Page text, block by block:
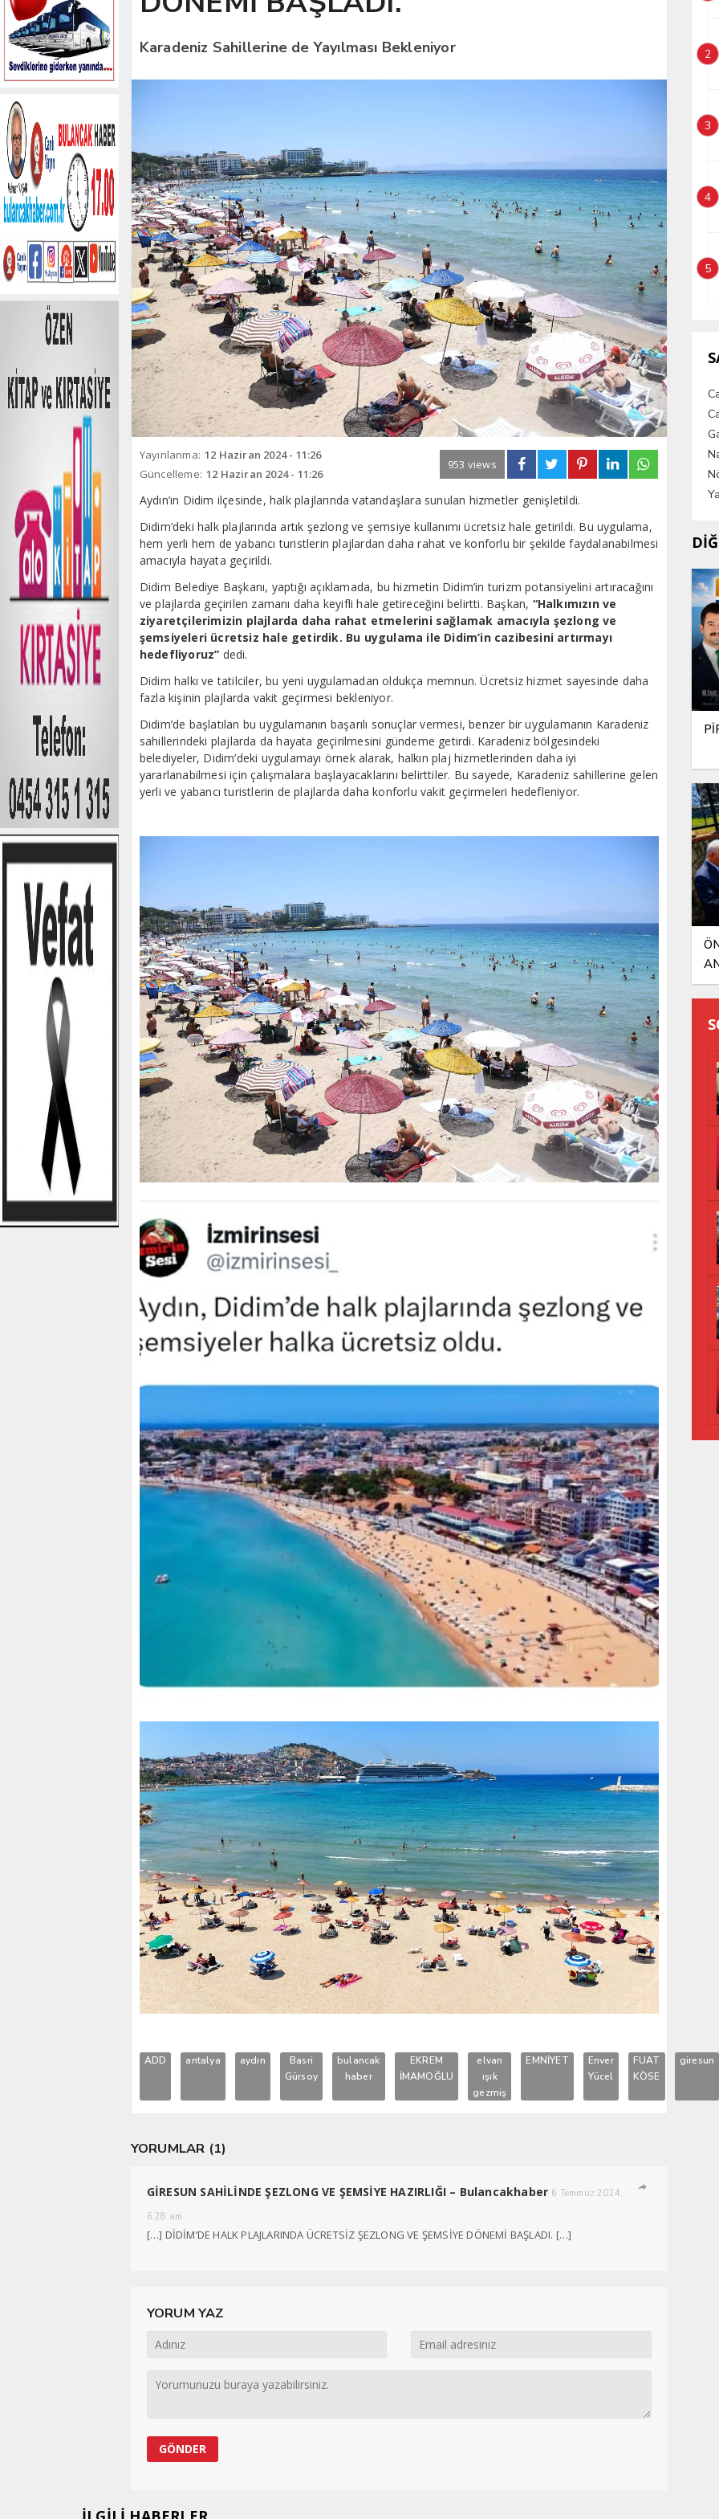
Karadeniz Sahillerine de Yayılması Bekleniyor
Yayınlanma: 12 Haziran 2024 - 11:26
Güncelleme: 12 Haziran 2024 - 11:26
953 views
Aydın’ın Didim ilçesinde, halk plajlarında vatandaşlara sunulan hizmetler genişletildi.
Didim’deki halk plajlarında artık şezlong ve şemsiye kullanımı ücretsiz hale getirildi. Bu uygulama,
hem yerli hem de yabancı turistlerin plajlardan daha rahat ve konforlu bir şekilde faydalanabilmesi
amacıyla hayata geçirildi.
Didim Belediye Başkanı, yaptığı açıklamada, bu hizmetin Didim’in turizm potansiyelini artıracağını
ve plajlarda geçirilen zamanı daha keyifli hale getireceğini belirtti. Başkan, “Halkımızın ve
ziyaretçilerimizin plajlarda daha rahat etmelerini sağlamak amacıyla şezlong ve
şemsiyeleri ücretsiz hale getirdik. Bu uygulama ile Didim’in cazibesini artırmayı
hedefliyoruz” dedi.
Didim halkı ve tatilciler, bu yeni uygulamadan oldukça memnun. Ücretsiz hizmet sayesinde daha
fazla kişinin plajlarda vakit geçirmesi bekleniyor.
Didim’de başlatılan bu uygulamanın başarılı sonuçlar vermesi, benzer bir uygulamanın Karadeniz
sahillerindeki plajlarda da hayata geçirilmesini gündeme getirdi. Karadeniz bölgesindeki
belediyeler, Didim’deki uygulamayı örnek alarak, halkın plaj hizmetlerinden daha iyi
yararlanabilmesi için çalışmalara başlayacaklarını belirttiler. Bu sayede, Karadeniz sahillerine gelen
yerli ve yabancı turistlerin de plajlarda daha konforlu vakit geçirmeleri hedefleniyor.
ADD antalya aydın
Basri
Gürsoy
bulancak
haber
EKREM
İMAMOĞLU
elvan
ışık
gezmiş
EMNİYET
Enver
Yücel
FUAT
KÖSE
giresun
YORUMLAR (1)
GİRESUN SAHİLİNDE ŞEZLONG VE ŞEMSİYE HAZIRLIĞI – Bulancakhaber 6 Temmuz 2024,
6:28 am
[…] DİDİM’DE HALK PLAJLARINDA ÜCRETSİZ ŞEZLONG VE ŞEMSİYE DÖNEMİ BAŞLADI. […]
YORUM YAZ
2
3
4
5